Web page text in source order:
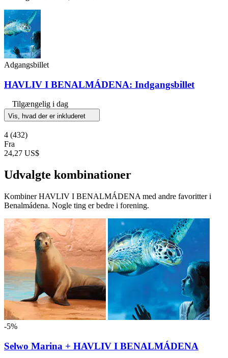
Adgangsbillet
HAVLIV I BENALMÁDENA: Indgangsbillet
Tilgængelig i dag
Vis, hvad der er inkluderet
4 (432)
Fra
24,27 US$
Udvalgte kombinationer
Kombiner HAVLIV I BENALMÁDENA med andre favoritter i
Benalmádena. Nogle ting er bedre i forening.
-5%
Selwo Marina + HAVLIV I BENALMÁDENA